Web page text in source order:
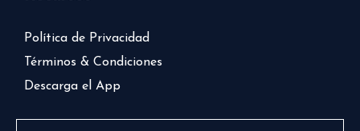
Política de Privacidad
Términos & Condiciones
Descarga el App